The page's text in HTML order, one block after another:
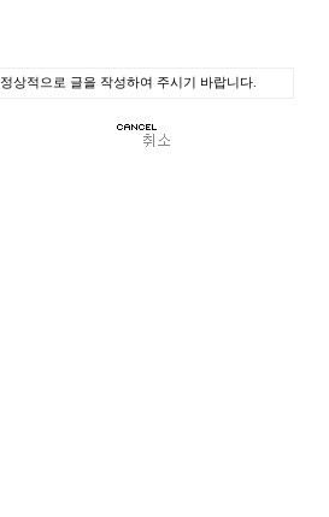
정상적으로 글을 작성하여 주시기 바랍니다.